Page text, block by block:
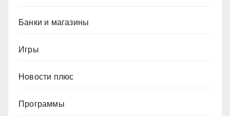
Банки и магазины
Игры
Новости плюс
Программы